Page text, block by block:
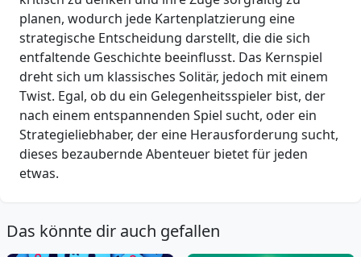
planen, wodurch jede Kartenplatzierung eine
strategische Entscheidung darstellt, die die sich
entfaltende Geschichte beeinflusst. Das Kernspiel
dreht sich um klassisches Solitär, jedoch mit einem
Twist. Egal, ob du ein Gelegenheitsspieler bist, der
nach einem entspannenden Spiel sucht, oder ein
Strategieliebhaber, der eine Herausforderung sucht,
dieses bezaubernde Abenteuer bietet für jeden
etwas.
Das könnte dir auch gefallen